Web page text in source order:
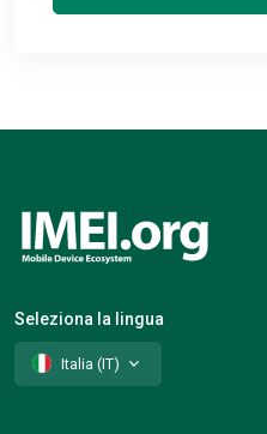
Seleziona la lingua
Italia (IT)